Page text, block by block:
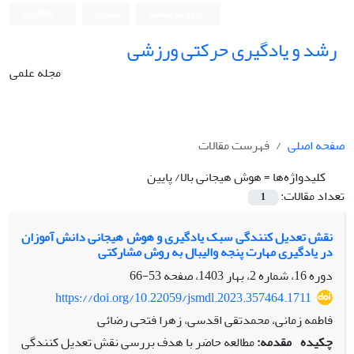
رشد و یادگیری حرکتی ورزشی
مجله علمی
صفحه اصلی
فهرست مقالات
کلیدواژه‌ها =هوش هیجانی بالا/ پایین
تعداد مقالات:
1
نقش تعدیل کنندگی سبک یادگیری و هوش هیجانی دانش آموزان
در یادگیری مهارت پنجه والیبال به روش مشارکتی
دوره 16، شماره 2، بهار 1403، صفحه
53-66
https://doi.org/10.22059/jsmdl.2023.357464.1711
فاطمه زمانی، محمدتقی اقدسی، زهرا فتحی رضائی
چکیده مقدمه:مطالعه حاضر با هدف بررسی نقش تعدیل کنندگی